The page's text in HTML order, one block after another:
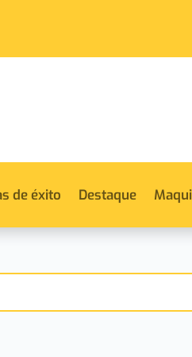
de éxito Destaque